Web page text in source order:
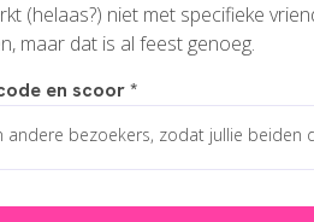
(helaas?) niet met specifieke
maar dat is al feest genoeg.
en scoor*